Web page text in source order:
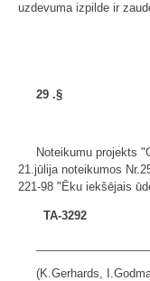
uzdevuma izpilde ir
29 .§
Noteikumu projekts
21.jūlija noteikumos
221-98 "Ēku iekšējais
TA-3292
(K.Gerhards,